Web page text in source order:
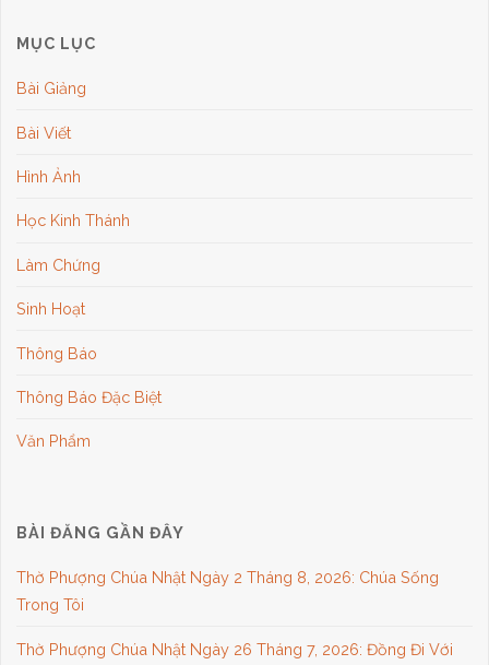
MỤC LỤC
Bài Giảng
Bài Viết
Hình Ảnh
Học Kinh Thánh
Làm Chứng
Sinh Hoạt
Thông Báo
Thông Báo Đặc Biệt
Văn Phẩm
BÀI ĐĂNG GẦN ĐÂY
Thờ Phượng Chúa Nhật Ngày 2 Tháng 8, 2026: Chúa Sống
Trong Tôi
Thờ Phượng Chúa Nhật Ngày 26 Tháng 7, 2026: Đồng Đi Với